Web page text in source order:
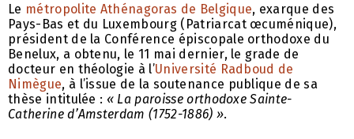
Le métropolite Athénagoras de Belgique, exarque des
Pays-Bas et du Luxembourg (Patriarcat œcuménique),
président de la Conférence épiscopale orthodoxe du
Benelux, a obtenu, le 11 mai dernier, le grade de
docteur en théologie à l’Université Radboud de
Nimègue, à l’issue de la soutenance publique de sa
thèse intitulée : « La paroisse orthodoxe Sainte-
Catherine d’Amsterdam (1752-1886) ».